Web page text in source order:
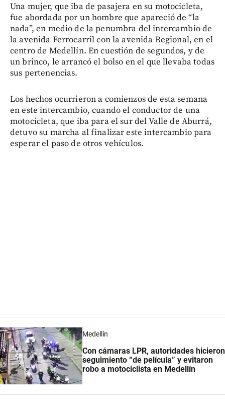
Una mujer, que iba de pasajera en su motocicleta,
fue abordada por un hombre que apareció de “la
nada”, en medio de la penumbra del intercambio de
la avenida Ferrocarril con la avenida Regional, en el
centro de Medellín. En cuestión de segundos, y de
un brinco, le arrancó el bolso en el que llevaba todas
sus pertenencias.
Los hechos ocurrieron a comienzos de esta semana
en este intercambio, cuando el conductor de una
motocicleta, que iba para el sur del Valle de Aburrá,
detuvo su marcha al finalizar este intercambio para
esperar el paso de otros vehículos.
Medellín
Con cámaras LPR, autoridades hicieron
seguimiento “de película” y evitaron
robo a motociclista en Medellín